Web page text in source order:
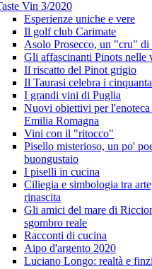
Vin 3/2020
Esperienze uniche e vere
Il golf club Carimate
Asolo Prosecco, un "cru" di
Gli affascinanti Pinots nelle
Il riscatto del Pinot grigio
Il Taurasi celebra i
I grandi vini di Puglia
Nuovi obiettivi per l'enoteca
Emilia Romagna
Vini con il "ritocco"
Pisello misterioso, un po'
buongustaio
I piselli in cucina
Ciliegia e simbologia tra
rinascita
Gli amici del mare di
sgombro reale
Racconti di cucina
Aipo d'argento 2020
Luciano Longo: realtà e